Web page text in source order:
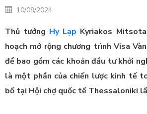
10/09/2024
Thủ tướng Hy Lạp Kyriakos
hoạch mở rộng chương trình Visa
để bao gồm các khoản đầu tư khởi
là một phần của chiến lược kinh tế
bố tại Hội chợ quốc tế Thessaloniki